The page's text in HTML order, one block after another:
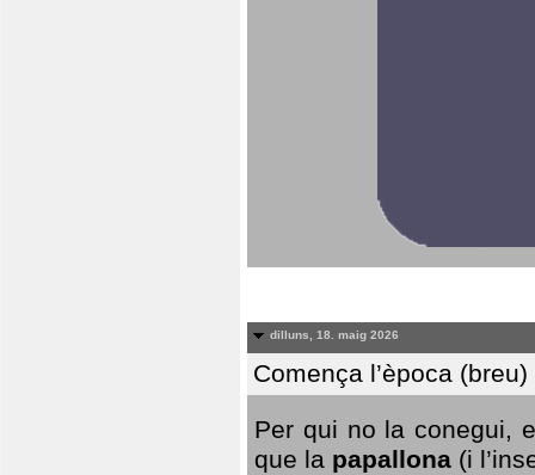
dilluns, 18. maig 2026
Comença l’època
Per qui no la conegui,
que la papallona (i